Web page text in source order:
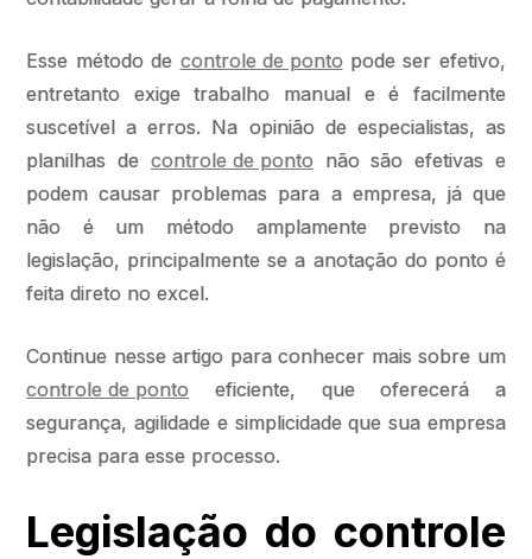
Esse método de controle de pontopode ser efetivo,
entretanto exige trabalho manual e é facilmente
suscetível a erros. Na opinião de especialistas, as
planilhas de controle de pontonão são efetivas e
podem causar problemas para a empresa, já que
não é um método amplamente previsto na
legislação, principalmente se a anotação do ponto é
feita direto no excel.
Continue nesse artigo para conhecer mais sobre um
controle de ponto eficiente, que oferecerá a
segurança, agilidade e simplicidade que sua empresa
precisa para esse processo.
Legislação do controle